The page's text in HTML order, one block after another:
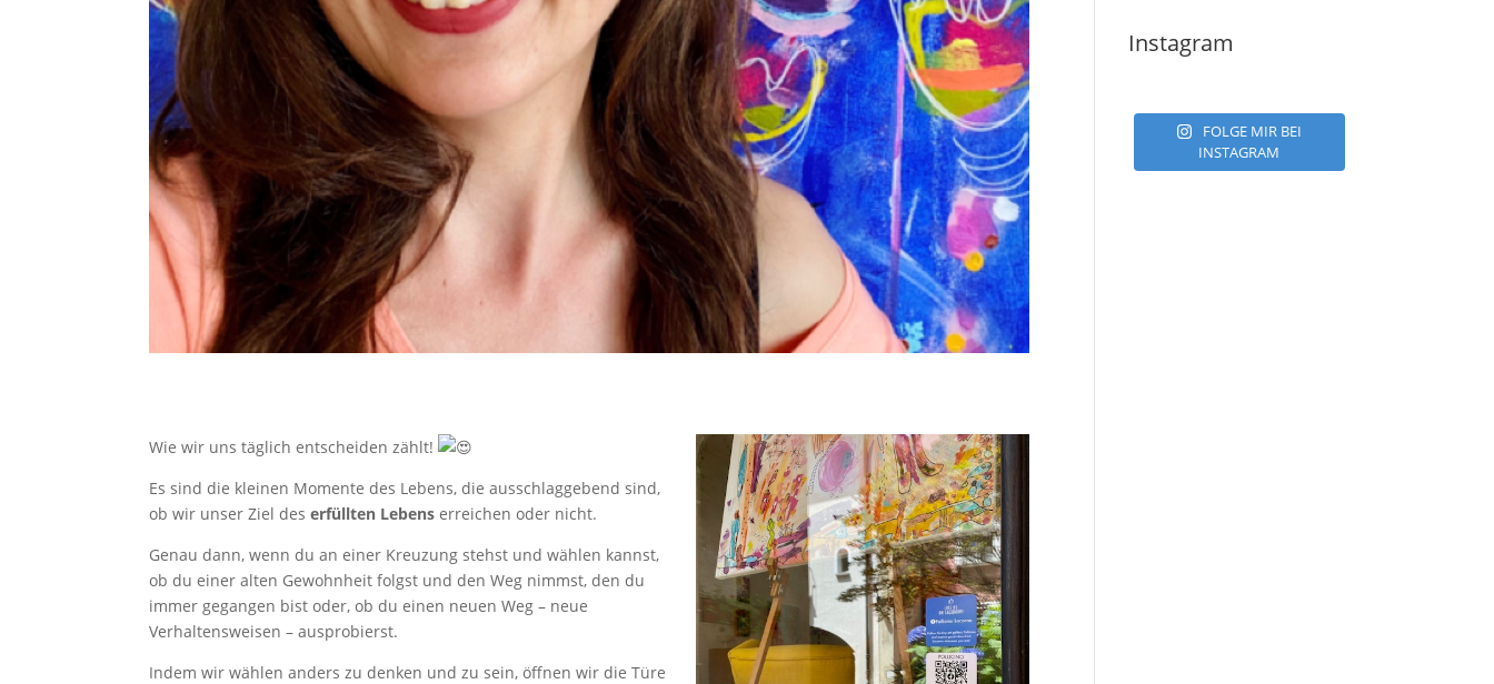
Wie wir uns täglich entscheiden zählt!
Es sind die kleinen Momente des Lebens, die ausschlaggebend sind,
ob wir unser Ziel deserfüllten Lebens erreichen oder nicht.
Genau dann, wenn du an einer Kreuzung stehst und wählen kannst,
ob du einer alten Gewohnheit folgst und den Weg nimmst, den du
immer gegangen bist oder, ob du einen neuen Weg – neue
Verhaltensweisen – ausprobierst.
Indem wir wählen anders zu denken und zu sein, öffnen wir die Türe
Instagram
FOLGE MIR BEI
INSTAGRAM